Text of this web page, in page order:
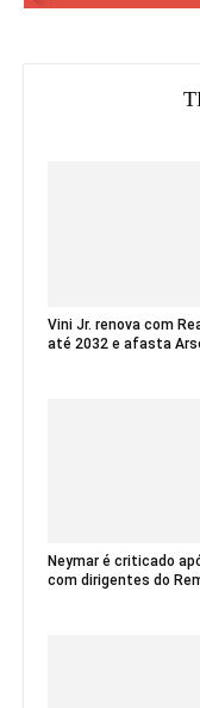
Vini Jr. renova com
até 2032 e afasta
Neymar é criticado
com dirigentes do